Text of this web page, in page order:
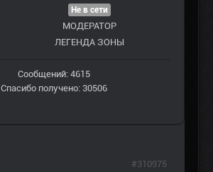
Не в сети
МОДЕРАТОР
ЛЕГЕНДА ЗОНЫ
Сообщений: 4615
Спасибо получено: 30506
#310975